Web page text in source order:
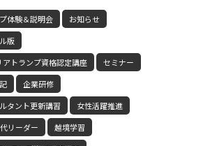
体験＆説明会 お知らせ
版
トランプ資格認定講座 セミナー
企業研修
タント更新講習 女性活躍推進
リーダー 越境学習